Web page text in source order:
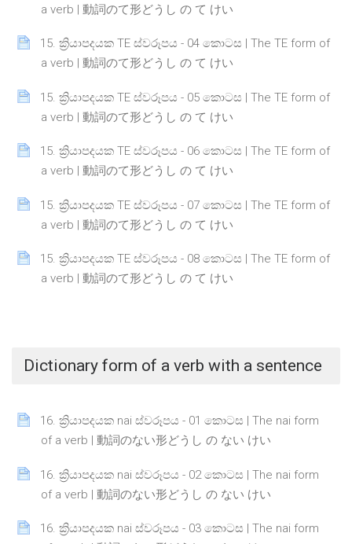
a verb | 動詞のて形どうし の て けい
Page
15. ක්‍රියාපදයක TE ස්වරූපය - 04 කොටස | The TE form of
a verb | 動詞のて形どうし の て けい
Page
15. ක්‍රියාපදයක TE ස්වරූපය - 05 කොටස | The TE form of
a verb | 動詞のて形どうし の て けい
Page
15. ක්‍රියාපදයක TE ස්වරූපය - 06 කොටස | The TE form of
a verb | 動詞のて形どうし の て けい
Page
15. ක්‍රියාපදයක TE ස්වරූපය - 07 කොටස | The TE form of
a verb | 動詞のて形どうし の て けい
Page
15. ක්‍රියාපදයක TE ස්වරූපය - 08 කොටස | The TE form of
a verb | 動詞のて形どうし の て けい
Page
Dictionary form of a verb with a sentence
16. ක්‍රියාපදයක nai ස්වරූපය - 01 කොටස | The nai form
of a verb | 動詞のない形どうし の ない けい
Page
16. ක්‍රියාපදයක nai ස්වරූපය - 02 කොටස | The nai form
of a verb | 動詞のない形どうし の ない けい
Page
16. ක්‍රියාපදයක nai ස්වරූපය - 03 කොටස | The nai form